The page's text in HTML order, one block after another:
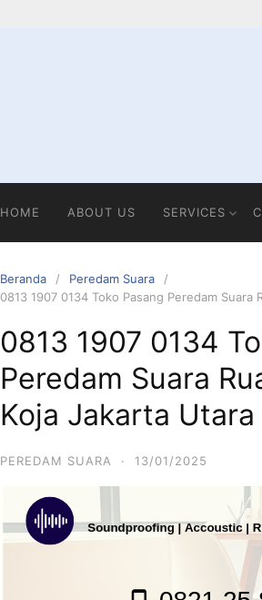
HOME ABOUT US SERVICES
Beranda
Peredam Suara
0813 1907 0134 Toko Pasang Peredam
0813 1907 0134
Peredam Suara
Koja Jakarta Utara
PEREDAM SUARA · 13/01/2025